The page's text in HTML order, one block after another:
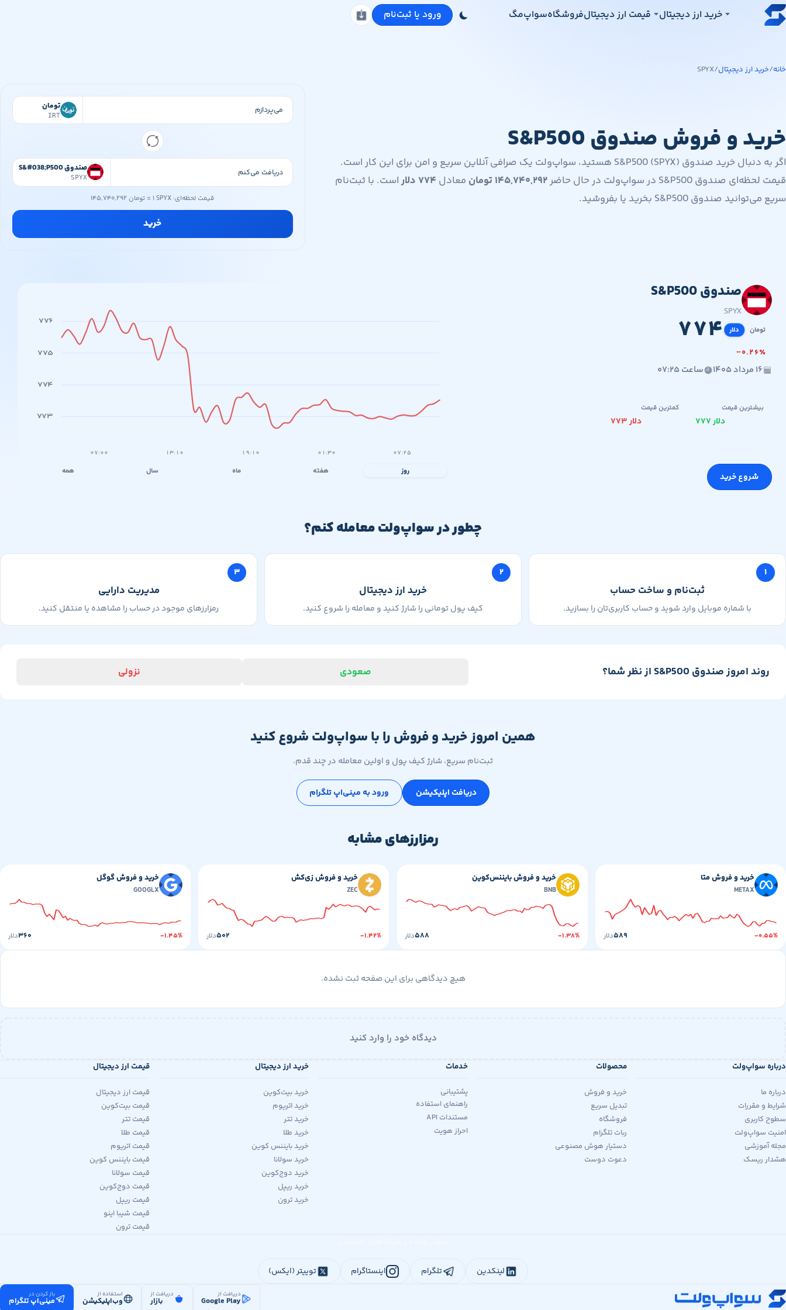
پرش به محتوای اصلیخرید ارز دیجیتال قیمت ارز دیجیتالفروشگاهسواپ‌مگ ورود یا ثبت‌نام
دانلود اپلیکیشن
خانه/خرید ارز دیجیتال/
SPYX
خرید و فروش صندوق S&P500
اگر به دنبال خرید صندوق S&P500 (SPYX) هستید، سواپ‌ولت یک صرافی آنلاین سریع و امن برای این کار است.
قیمت لحظه‌ای صندوق S&P500 در سواپ‌ولت در حال حاضر
۱۴۵,۷۴۰,۲۹۲ تومان معادل ۷۷۴ دلاراست. با ثبت‌نام
سریع می‌توانید صندوق S&P500 بخرید یا بفروشید.
تومان
IRT
صندوق S&#038;P500
SPYX
قیمت لحظه‌ای: ۱ SPYX= ۱۴۵,۷۴۰,۲۹۲ تومان
خرید
صندوق S&P500
SPYX
تومان
دلار ۷۷۴
−۰.۲۶٪
۱۶ مرداد ۱۴۰۵ ساعت ۰۷:۲۵
۱۴۵,۷۴۰,۲۹۲
۷۷۴
۷۷۶
۷۷۵
۷۷۴
۷۷۳
۰۷:۰۰ ۱۳:۱۰ ۱۹:۱۰ ۰۱:۳۰ ۰۷:۲۵
روز هفته ماه سال همه
بیشترین قیمت
۷۷۷ دلار
کمترین قیمت
۷۷۳ دلار
شروع خرید
چطور در سواپ‌ولت معامله کنم؟
۱
ثبت‌نام و ساخت حساب
با شماره موبایل وارد شوید و حساب کاربری‌تان را بسازید.
۲
خرید ارز دیجیتال
کیف پول تومانی را شارژ کنید و معامله را شروع کنید.
۳
مدیریت دارایی
رمزارزهای موجود در حساب را مشاهده یا منتقل کنید.
روند امروز صندوق S&P500 از نظر شما؟ صعودی نزولی
همین امروز خرید و فروش را با سواپ‌ولت شروع کنید
ثبت‌نام سریع، شارژ کیف پول و اولین معامله در چند قدم.
دریافت اپلیکیشن ورود به مینی‌اپ تلگرام
رمزارزهای مشابه
خرید و فروش متا
METAX
-۰.۵۵% ۵۸۹دلار
خرید و فروش بایننس‌کوین
BNB
-۱.۳۸% ۵۸۸دلار
خرید و فروش زی‌کش
ZEC
-۱.۴۲% ۵۰۲دلار
خرید و فروش گوگل
GOOGLX
-۱.۴۵% ۳۶۰دلار
هیچ دیدگاهی برای این صفحه ثبت نشده.
دیدگاه خود را وارد کنید
درباره سواپ‌ولت
درباره ما
شرایط و مقررات
سطوح کاربری
امنیت سواپ‌ولت
مجله آموزشی
هشدار ریسک
محصولات
خرید و فروش
تبدیل سریع
فروشگاه
ربات تلگرام
دستیار هوش مصنوعی
دعوت دوست
خدمات
پشتیبانی
راهنمای استفاده
مستندات API
احراز هویت
خرید ارز دیجیتال
خرید بیت‌کوین
خرید اتریوم
خرید تتر
خرید طلا
خرید بایننس کوین
خرید سولانا
خرید دوج‌کوین
خرید ریپل
خرید ترون
قیمت ارز دیجیتال
قیمت ارز دیجیتال
قیمت بیت‌کوین
قیمت تتر
قیمت طلا
قیمت اتریوم
قیمت بایننس کوین
قیمت سولانا
قیمت دوج‌کوین
قیمت ریپل
قیمت شیبا اینو
قیمت ترون
لینکدین تلگرام اینستاگرام توییتر (ایکس)
دریافت از
Google Play
دریافت از
بازار
استفاده از
وب‌اپلیکیشن
باز کردن در
مینی‌اپ تلگرام